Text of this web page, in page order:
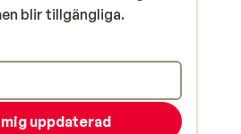
blir tillgängliga.
mig uppdaterad